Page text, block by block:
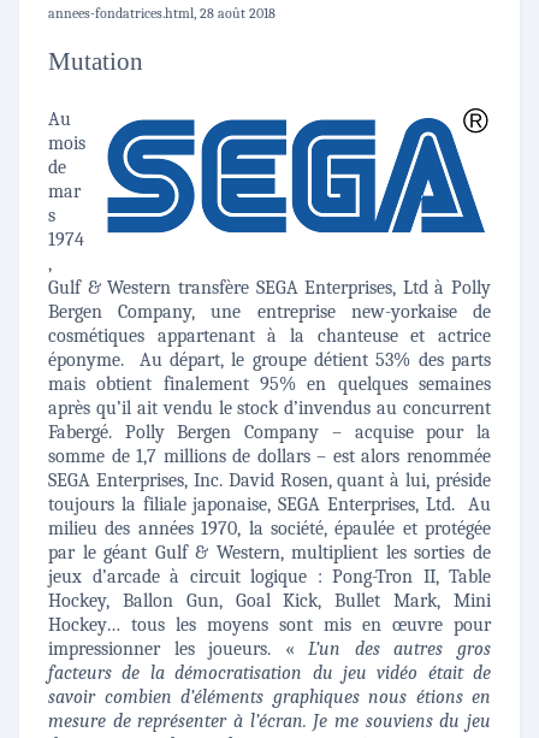
annees-fondatrices.html, 28 août 2018
Mutation
Au
mois
de
mar
s
1974
,
Gulf & Western transfère SEGA Enterprises, Ltd à Polly
Bergen Company, une entreprise new-yorkaise de
cosmétiques appartenant à la chanteuse et actrice
éponyme. Au départ, le groupe détient 53% des parts
mais obtient finalement 95% en quelques semaines
après qu’il ait vendu le stock d’invendus au concurrent
Fabergé. Polly Bergen Company – acquise pour la
somme de 1,7 millions de dollars – est alors renommée
SEGA Enterprises, Inc. David Rosen, quant à lui, préside
toujours la filiale japonaise, SEGA Enterprises, Ltd. Au
milieu des années 1970, la société, épaulée et protégée
par le géant Gulf & Western, multiplient les sorties de
jeux d’arcade à circuit logique : Pong-Tron II, Table
Hockey, Ballon Gun, Goal Kick, Bullet Mark, Mini
Hockey… tous les moyens sont mis en œuvre pour
impressionner les joueurs. «L’un des autres gros
facteurs de la démocratisation du jeu vidéo était de
savoir combien d’éléments graphiques nous étions en
mesure de représenter à l’écran. Je me souviens du jeu